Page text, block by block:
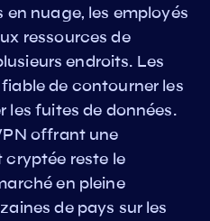
nuage, les employés
ressources de
endroits. Les
de contourner les
les fuites de données.
offrant une
cryptée reste le
en pleine
de pays sur les